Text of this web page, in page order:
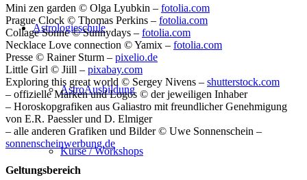
Astrologieschule
AstroAusbildung
Kurse / Workshops
Mini zen garden © Olga Lyubkin – fotolia.com
Prague Clock © Thomas Perkins – fotolia.com
Collage Sonne © Sunnydays – fotolia.com
Necklace Love connection © Yamix – fotolia.com
Presse © Rainer Sturm – pixelio.de
Little Girl © Jiill – pixabay.com
Exploring this great world © Sergey Nivens – shutterstock.com
– offizielle Marken und Logos © der jeweiligen Inhaber
– Horoskopgrafiken aus Galiastro mit freundlicher Genehmigung
von E.R. Paessler und D. Elmiger
– alle anderen Grafiken und Bilder © Uwe Sonnenschein –
sonnenscheinwerbung.de
Geltungsbereich